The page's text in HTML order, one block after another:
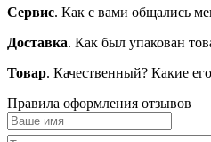
Сервис. Как с вами общались
Доставка. Как был упакован
Товар. Качественный? Какие
Правила оформления отзывов